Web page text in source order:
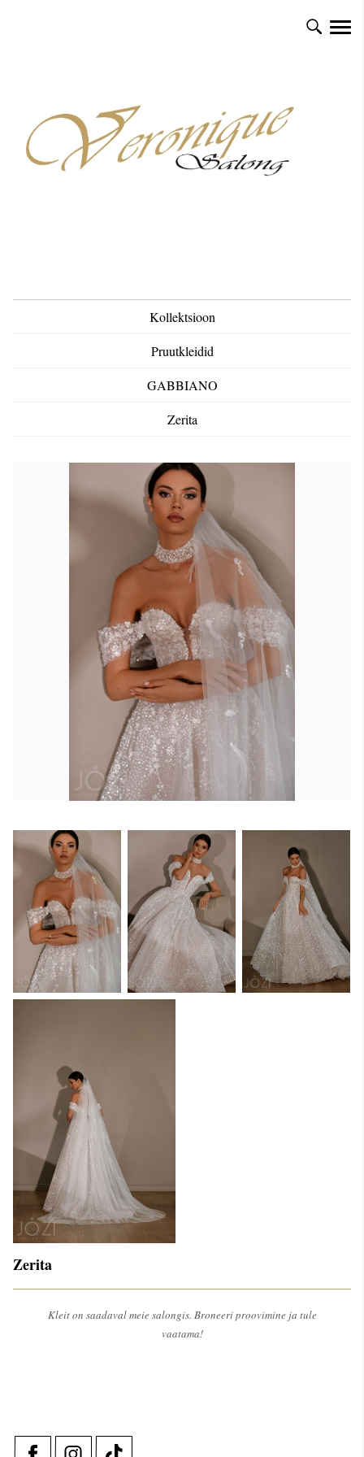
Kollektsioon
Pruutkleidid
GABBIANO
Zerita
Zerita
Kleit on saadaval meie salongis. Broneeri proovimine ja tule
vaatama!